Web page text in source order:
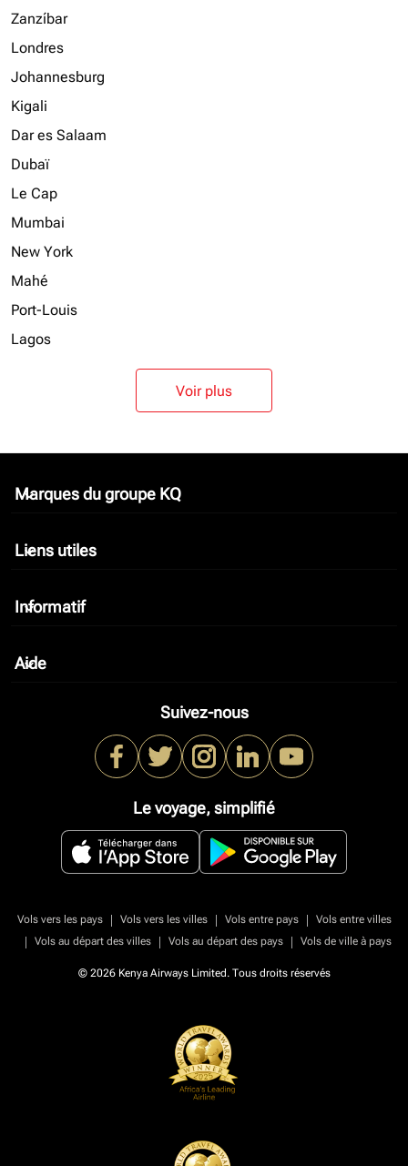
Zanzíbar
Londres
Johannesburg
Kigali
Dar es Salaam
Dubaï
Le Cap
Mumbai
New York
Mahé
Port-Louis
Lagos
Voir plus
Marques du groupe KQ
keyboard_arrow_down
Liens utiles
keyboard_arrow_down
Informatif
keyboard_arrow_down
Aide
keyboard_arrow_down
Suivez-nous
Le voyage, simplifié
Vols vers les pays | Vols vers les villes | Vols entre pays |
Vols entre villes
|
Vols au départ des villes | Vols au départ des pays | Vols de ville à pays
© 2026 Kenya Airways Limited. Tous droits réservés